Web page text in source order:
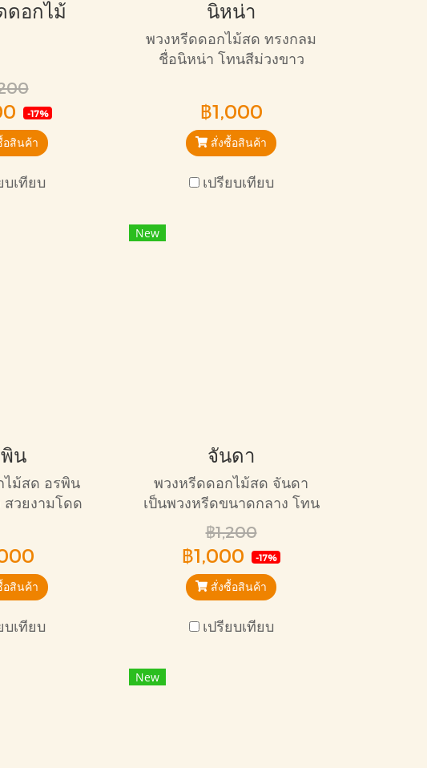
ดอกไม้
-17%
อสินค้า
บเทียบ
นิหน่า
พวงหรีดดอกไม้สด ทรงกลม
ชื่อนิหน่า โทนสีม่วงขาว
฿1,000
สั่งซื้อสินค้า
เปรียบเทียบ
น
ไม้สด อรพิน
สวยงามโดด
ง
อสินค้า
บเทียบ
New
จันดา
พวงหรีดดอกไม้สด จันดา
เป็นพวงหรีดขนาดกลาง โทน
สีสดใส ราคาถูก เหมาะกับ
การไว้อาลัยทุกแบบ
฿1,200
฿1,000 -17%
สั่งซื้อสินค้า
เปรียบเทียบ
New